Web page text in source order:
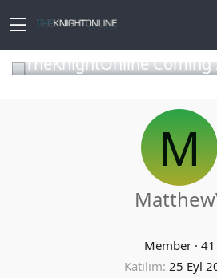
TheKnightOnline Coming
M
Member · 41
Katılım 25 Eyl